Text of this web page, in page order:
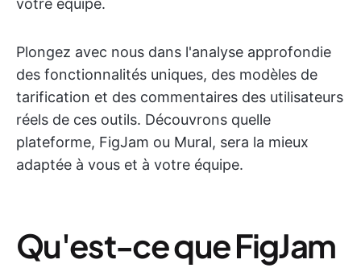
votre équipe.
Plongez avec nous dans l'analyse approfondie
des fonctionnalités uniques, des modèles de
tarification et des commentaires des utilisateurs
réels de ces outils. Découvrons quelle
plateforme, FigJam ou Mural, sera la mieux
adaptée à vous et à votre équipe.
Qu'est-ce que FigJam